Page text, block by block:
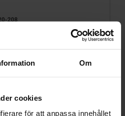
Om
cookies
för att anpassa innehållet
208